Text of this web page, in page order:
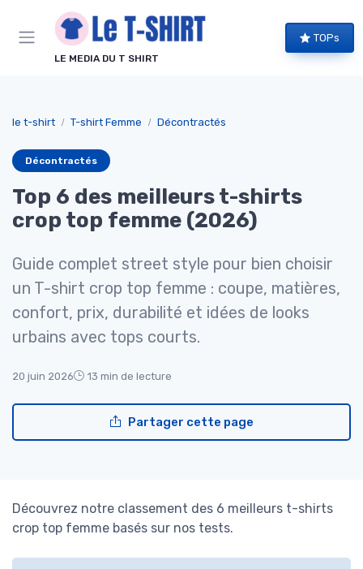
LE MEDIA DU T SHIRT
TOPs
le t-shirt T-shirt Femme Décontractés
Décontractés
Top 6 des meilleurs t-shirts
crop top femme (2026)
Guide complet street style pour bien choisir
un T-shirt crop top femme : coupe, matières,
confort, prix, durabilité et idées de looks
urbains avec tops courts.
20 juin 2026 13 min de lecture
Partager cette page
Découvrez notre classement des 6 meilleurs t-shirts
crop top femme basés sur nos tests.
Panneau de gestion des cookies